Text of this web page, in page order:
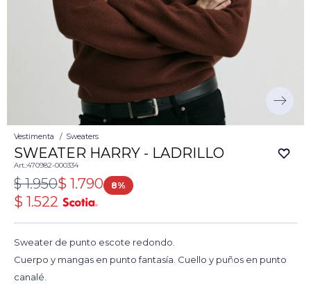
Vestimenta Sweaters
SWEATER HARRY - LADRILLO
470982-000334
$ 1.790
$ 1.950 8
$ 1.522
Sweater de punto escote redondo.
Cuerpo y mangas en punto fantasía. Cuello y puños en punto
canalé.